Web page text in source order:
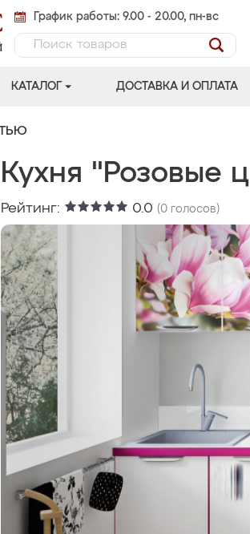
График работы: 9.00 - 20.00, пн-вс
КАТАЛОГ ДОСТАВКА И ОПЛАТА
Кухня "Розовые
Рейтинг: 0.0 (0 голосов)